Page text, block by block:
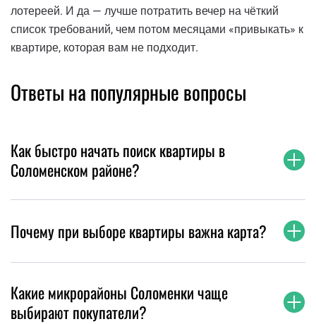
лотереей. И да — лучше потратить вечер на чёткий
список требований, чем потом месяцами «привыкать» к
квартире, которая вам не подходит.
Ответы на популярные вопросы
Как быстро начать поиск квартиры в
Соломенском районе?
Почему при выборе квартиры важна карта?
Какие микрорайоны Соломенки чаще
выбирают покупатели?